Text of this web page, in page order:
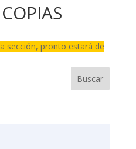
sección, pronto estará de